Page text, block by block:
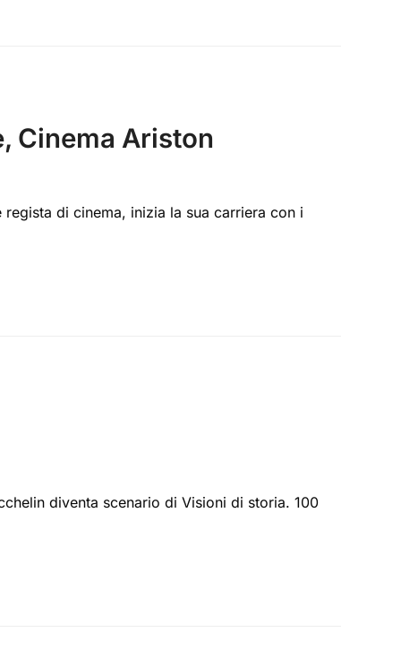
Cinema Ariston
di cinema, inizia la sua carriera con i
diventa scenario di Visioni di storia. 100